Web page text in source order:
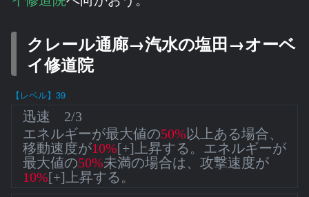
クレール通廊→汽水の塩田→オーベ
イ修道院
【レベル】39
迅速 2/3
エネルギーが最大値の50%以上ある場合、
移動速度が10%[+]上昇する。エネルギーが
最大値の50%未満の場合は、攻撃速度が
10%[+]上昇する。